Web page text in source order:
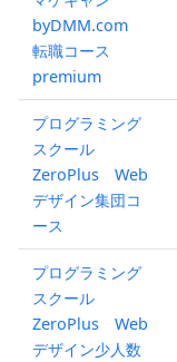
byDMM.com
転職コース
premium
プログラミング
スクール
ZeroPlus Web
デザイン集団コ
ース
プログラミング
スクール
ZeroPlus Web
デザイン少人数